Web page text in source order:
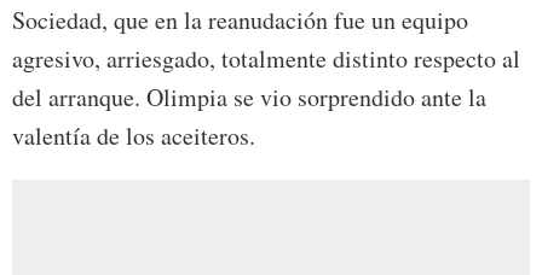
Sociedad, que en la reanudación fue un equipo
agresivo, arriesgado, totalmente distinto respecto al
del arranque. Olimpia se vio sorprendido ante la
valentía de los aceiteros.